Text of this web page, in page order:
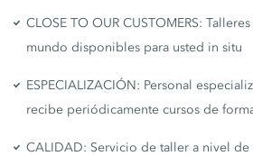
CLOSE TO OUR CUSTOMERS:
mundo disponibles para usted in situ
ESPECIALIZACIÓN: Personal
recibe periódicamente cursos de
CALIDAD: Servicio de taller a nivel de